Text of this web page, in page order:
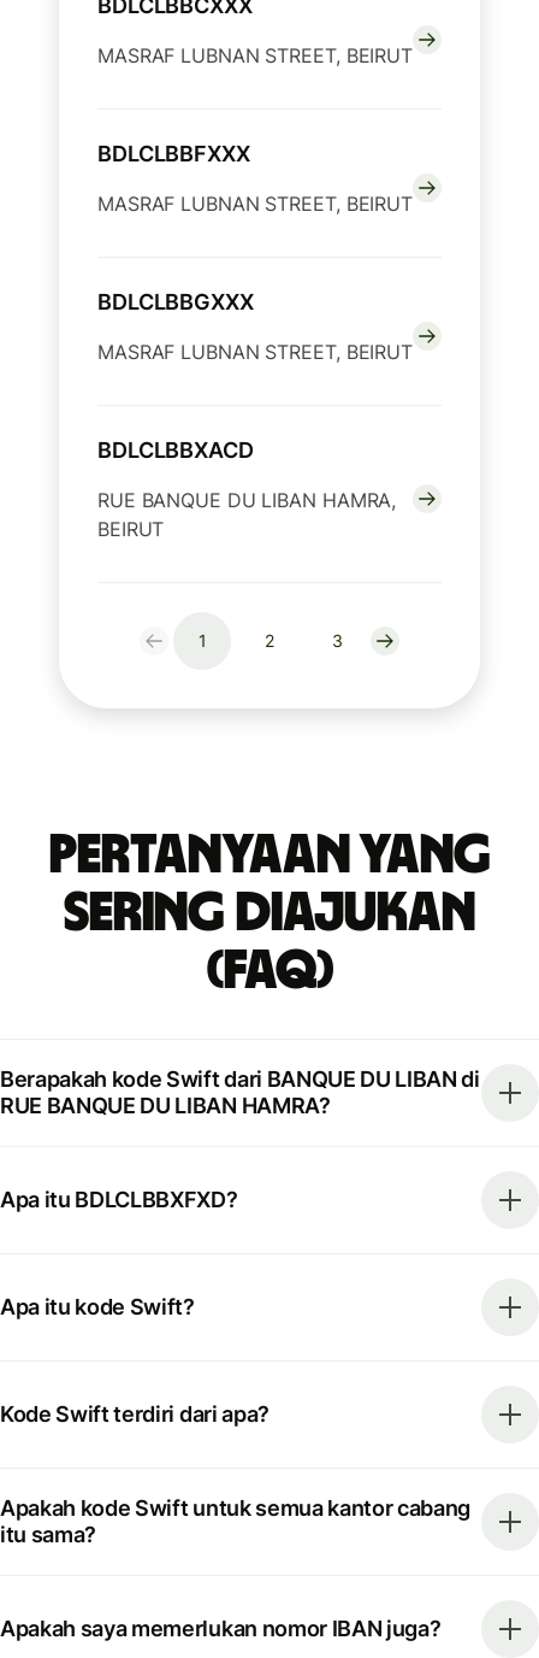
BDLCLBBCXXX
MASRAF LUBNAN STREET, BEIRUT
BDLCLBBFXXX
MASRAF LUBNAN STREET, BEIRUT
BDLCLBBGXXX
MASRAF LUBNAN STREET, BEIRUT
BDLCLBBXACD
RUE BANQUE DU LIBAN HAMRA,
BEIRUT
1 2 3
Pertanyaan yang
Sering Diajukan
(FAQ)
Berapakah kode Swift dari BANQUE DU LIBAN di
RUE BANQUE DU LIBAN HAMRA?
Apa itu BDLCLBBXFXD?
Apa itu kode Swift?
Kode Swift terdiri dari apa?
Apakah kode Swift untuk semua kantor cabang
itu sama?
Apakah saya memerlukan nomor IBAN juga?